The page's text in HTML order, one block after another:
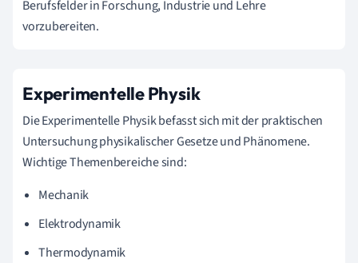
Berufsfelder in Forschung, Industrie und Lehre
vorzubereiten.
Experimentelle Physik
Die Experimentelle Physik befasst sich mit der praktischen
Untersuchung physikalischer Gesetze und Phänomene.
Wichtige Themenbereiche sind:
Mechanik
Elektrodynamik
Thermodynamik